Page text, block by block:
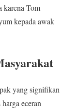
karena Tom
kepada awak
yang signifikan
eceran